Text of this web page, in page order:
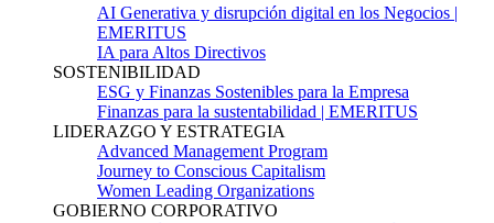
AI Generativa y disrupción digital en los Negocios |
EMERITUS
IA para Altos Directivos
SOSTENIBILIDAD
ESG y Finanzas Sostenibles para la Empresa
Finanzas para la sustentabilidad | EMERITUS
LIDERAZGO Y ESTRATEGIA
Advanced Management Program
Journey to Conscious Capitalism
Women Leading Organizations
GOBIERNO CORPORATIVO